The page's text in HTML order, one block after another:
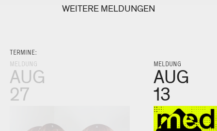
WEITERE MELDUNGEN
TERMINE:
MELDUNG
AUG
27
MELDUNG
AUG
13